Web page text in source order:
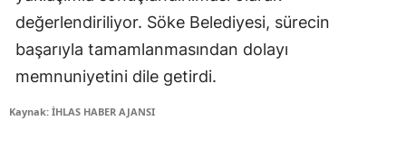
değerlendiriliyor. Söke Belediyesi, sürecin
başarıyla tamamlanmasından dolayı
memnuniyetini dile getirdi.
Kaynak: İHLAS HABER AJANSI